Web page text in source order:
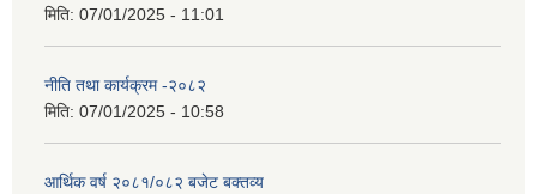
मिति: 07/01/2025 - 11:01
नीति तथा कार्यक्रम -२०८२
मिति: 07/01/2025 - 10:58
आर्थिक वर्ष २०८१/०८२ बजेट बक्तव्य